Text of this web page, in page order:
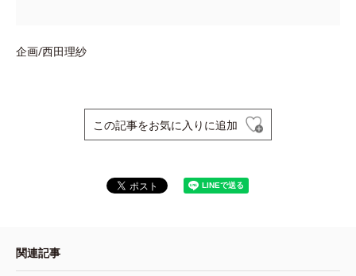
企画/西田理紗
この記事をお気に入りに追加
関連記事